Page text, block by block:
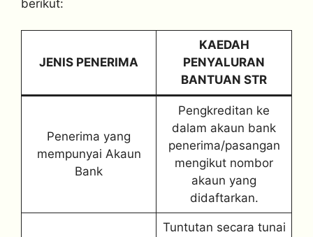
berikut:
JENIS PENERIMA
KAEDAH
PENYALURAN
BANTUAN STR
Penerima yang
mempunyai Akaun
Bank
Pengkreditan ke
dalam akaun bank
penerima/pasangan
mengikut nombor
akaun yang
didaftarkan.
Tuntutan secara tunai